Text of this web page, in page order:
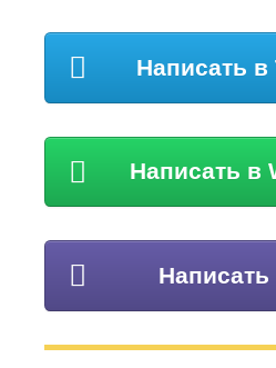
Написать в
Написать в